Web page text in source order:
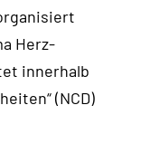
Herz-
innerhalb
(NCD)